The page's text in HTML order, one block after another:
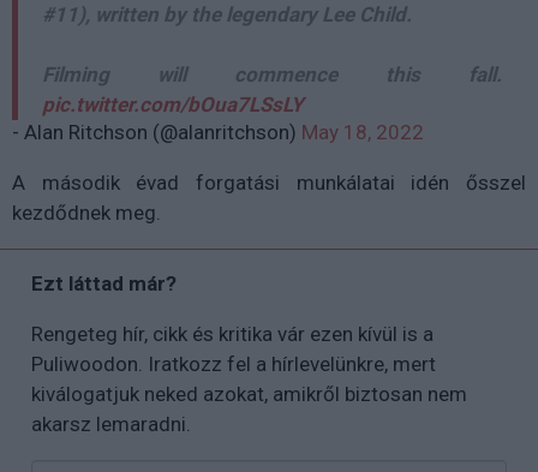
#11), written by the legendary Lee Child.
Filming will commence this fall.
pic.twitter.com/bOua7LSsLY
- Alan Ritchson (@alanritchson) May 18, 2022
A második évad forgatási munkálatai idén ősszel
kezdődnek meg.
Ezt láttad már?
Rengeteg hír, cikk és kritika vár ezen kívül is a
Puliwoodon. Iratkozz fel a hírlevelünkre, mert
kiválogatjuk neked azokat, amikről biztosan nem
akarsz lemaradni.